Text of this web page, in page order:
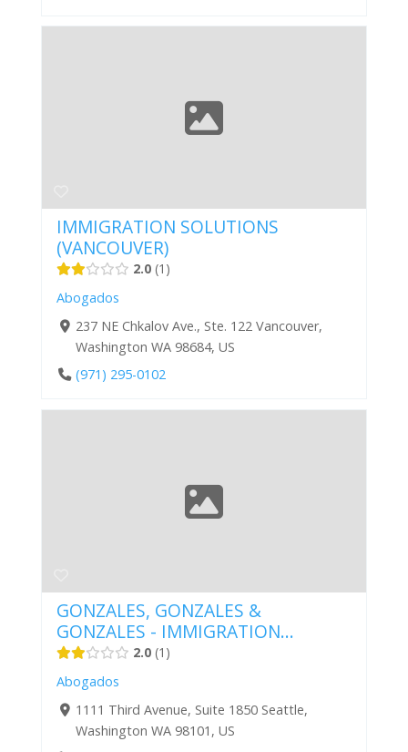
IMMIGRATION SOLUTIONS
(VANCOUVER)
2.0 1
Abogados
237 NE Chkalov Ave., Ste. 122 Vancouver,
Washington WA 98684, US
(971) 295-0102
GONZALES, GONZALES &
GONZALES - IMMIGRATION...
2.0 1
Abogados
1111 Third Avenue, Suite 1850 Seattle,
Washington WA 98101, US